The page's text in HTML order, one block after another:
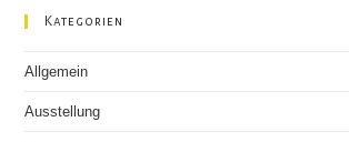
Kategorien
Allgemein
Ausstellung